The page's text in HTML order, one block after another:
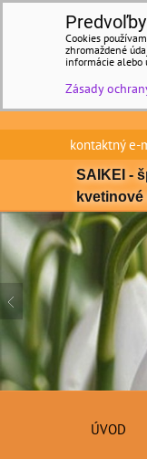
kontaktný e-
SAIKEI -
ÚVOD
Cookies
zhromaždené
informácie alebo
Zásady